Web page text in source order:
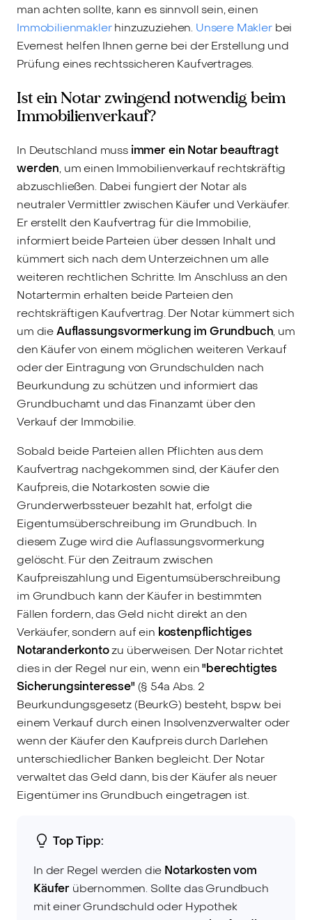
man achten sollte, kann es sinnvoll sein, einen
Immobilienmaklerhinzuzuziehen. Unsere Maklerbei
Evernest helfen Ihnen gerne bei der Erstellung und
Prüfung eines rechtssicheren Kaufvertrages.
Ist ein Notar zwingend notwendig beim
Immobilienverkauf?
In Deutschland muss immer ein Notar beauftragt
werden, um einen Immobilienverkauf rechtskräftig
abzuschließen. Dabei fungiert der Notar als
neutraler Vermittler zwischen Käufer und Verkäufer.
Er erstellt den Kaufvertrag für die Immobilie,
informiert beide Parteien über dessen Inhalt und
kümmert sich nach dem Unterzeichnen um alle
weiteren rechtlichen Schritte. Im Anschluss an den
Notartermin erhalten beide Parteien den
rechtskräftigen Kaufvertrag. Der Notar kümmert sich
um dieAuflassungsvormerkung im Grundbuch, um
den Käufer von einem möglichen weiteren Verkauf
oder der Eintragung von Grundschulden nach
Beurkundung zu schützen und informiert das
Grundbuchamt und das Finanzamt über den
Verkauf der Immobilie.
Sobald beide Parteien allen Pflichten aus dem
Kaufvertrag nachgekommen sind, der Käufer den
Kaufpreis, die Notarkosten sowie die
Grunderwerbssteuer bezahlt hat, erfolgt die
Eigentumsüberschreibung im Grundbuch. In
diesem Zuge wird die Auflassungsvormerkung
gelöscht. Für den Zeitraum zwischen
Kaufpreiszahlung und Eigentumsüberschreibung
im Grundbuch kann der Käufer in bestimmten
Fällen fordern, das Geld nicht direkt an den
Verkäufer, sondern auf ein kostenpflichtiges
Notaranderkontozu überweisen. Der Notar richtet
dies in der Regel nur ein, wenn ein"berechtigtes
Sicherungsinteresse" (§ 54a Abs. 2
Beurkundungsgesetz (BeurkG) besteht, bspw. bei
einem Verkauf durch einen Insolvenzverwalter oder
wenn der Käufer den Kaufpreis durch Darlehen
unterschiedlicher Banken begleicht. Der Notar
verwaltet das Geld dann, bis der Käufer als neuer
Eigentümer ins Grundbuch eingetragen ist.
Top Tipp:
In der Regel werden die Notarkosten vom
Käufer übernommen. Sollte das Grundbuch
mit einer Grundschuld oder Hypothek